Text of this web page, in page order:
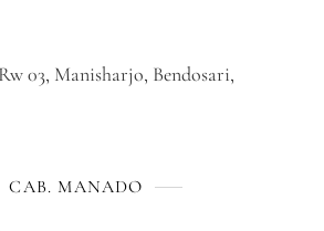
03, Manisharjo, Bendosari,
CAB. MANADO